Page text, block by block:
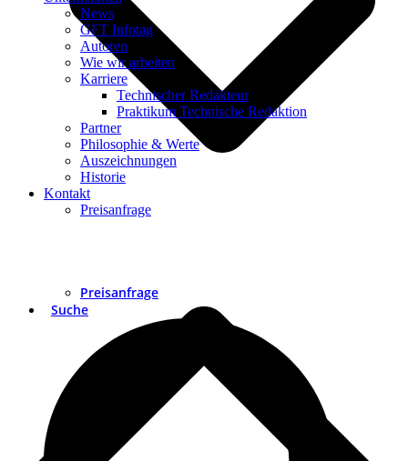
Preisanfrage
Suche
News
GFT Infotag
Autoren
Wie wir arbeiten
Karriere
Technischer Redakteur
Praktikum Technische Redaktion
Partner
Philosophie & Werte
Auszeichnungen
Historie
Kontakt
Preisanfrage